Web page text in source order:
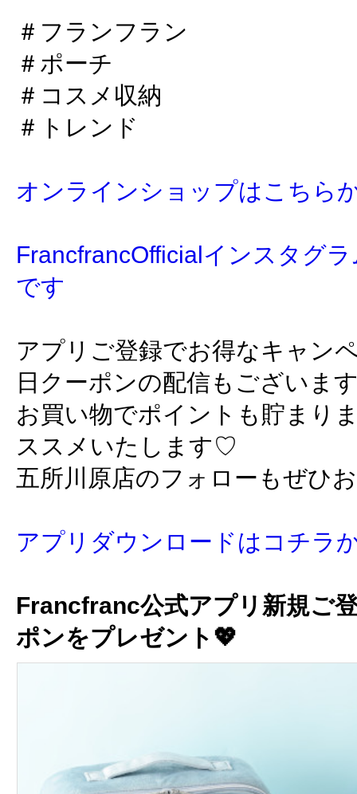
＃フランフラン
＃ポーチ
＃コスメ収納
＃トレンド
オンラインショップはこちら
FrancfrancOfficialインスタグ
です
アプリご登録でお得なキャン
日クーポンの配信もございま
お買い物でポイントも貯まり
ススメいたします♡
五所川原店のフォローもぜひ
アプリダウンロードはコチラ
Francfranc公式アプリ新規ご
ポンをプレゼント💖